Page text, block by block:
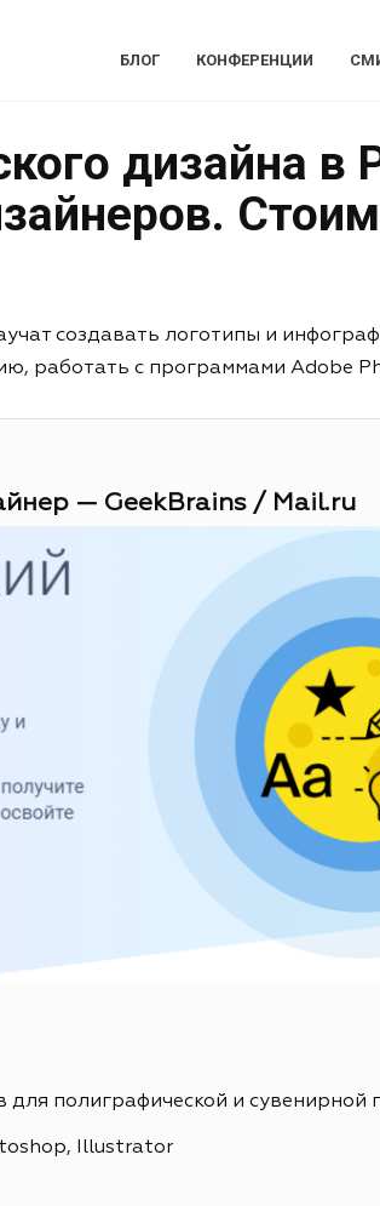
БЛОГ КОНФЕРЕНЦИИ
дизайна в
создавать логотипы и
работать с программами Adobe
— GeekBrains / Mail.ru
для полиграфической и сувенирной
Illustrator